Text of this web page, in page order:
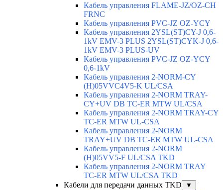
Кабель управления FLAME-JZ/OZ-CH
FRNC
Кабель управления PVC-JZ OZ-YCY
Кабель управления 2YSL(ST)CY-J 0,6-
1kV EMV-3 PLUS 2YSL(ST)CYK-J 0,6-
1kV EMV-3 PLUS-UV
Кабель управления PVC-JZ OZ-YCY
0,6-1kV
Кабель управления 2-NORM-CY
(H)05VVC4V5-K UL/CSA
Кабель управления 2-NORM TRAY-
CY+UV DB TC-ER MTW UL/CSA
Кабель управления 2-NORM TRAY-CY
TC-ER MTW UL-CSA
Кабель управления 2-NORM
TRAY+UV DB TC-ER MTW UL-CSA
Кабель управления 2-NORM
(H)05VV5-F UL/CSA TKD
Кабель управления 2-NORM TRAY
TC-ER MTW UL/CSA TKD
Кабели для передачи данных TKD
▼